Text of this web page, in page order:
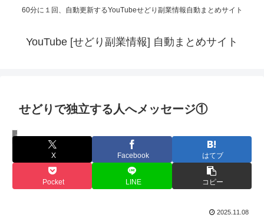
60分に１回、自動更新するYouTubeせどり副業情報自動まとめサイト
YouTube [せどり副業情報] 自動まとめサイト
せどりで独立する人へメッセージ①
スズキのせどり物販チャンネル
X Facebook はてブ
Pocket LINE コピー
2025.11.08